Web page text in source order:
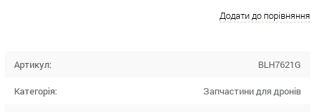
Додати до порівняння
Артикул: BLH7621G
Категорія: Запчастини для дронів